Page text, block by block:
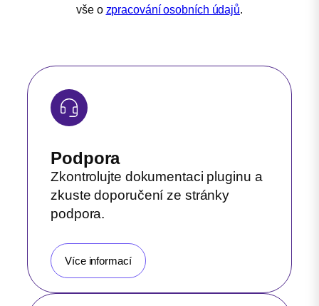
vše o zpracování osobních údajů.
Podpora
Zkontrolujte dokumentaci pluginu a
zkuste doporučení ze stránky
podpora.
Více informací